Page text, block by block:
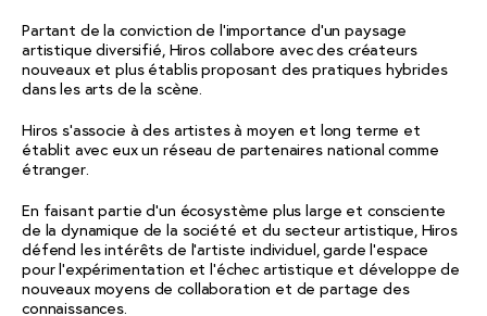
Partant de la conviction de l’importance d’un paysage
artistique diversifié, Hiros collabore avec des créateurs
nouveaux et plus établis proposant des pratiques hybrides
dans les arts de la scène.
Hiros s’associe à des artistes à moyen et long terme et
établit avec eux un réseau de partenaires national comme
étranger.
En faisant partie d’un écosystème plus large et consciente
de la dynamique de la société et du secteur artistique, Hiros
défend les intérêts de l’artiste individuel, garde l’espace
pour l’expérimentation et l’échec artistique et développe de
nouveaux moyens de collaboration et de partage des
connaissances.